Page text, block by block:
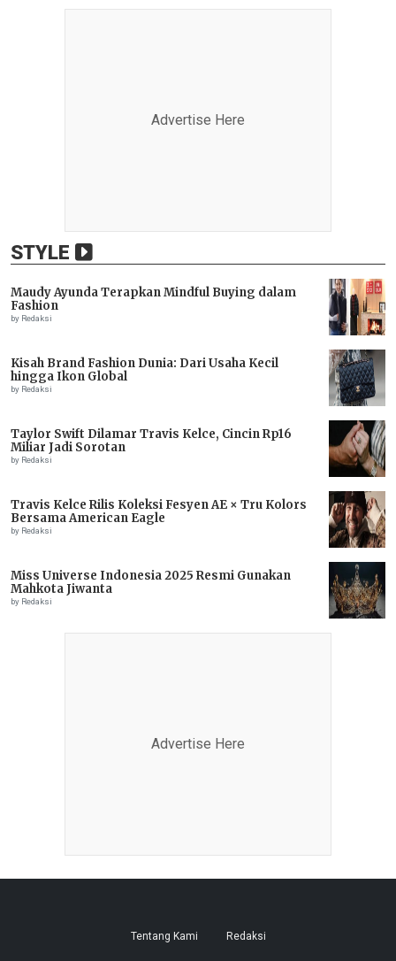
Advertise Here
STYLE
Maudy Ayunda Terapkan Mindful Buying dalam
Fashion
by Redaksi
Kisah Brand Fashion Dunia: Dari Usaha Kecil
hingga Ikon Global
by Redaksi
Taylor Swift Dilamar Travis Kelce, Cincin Rp16
Miliar Jadi Sorotan
by Redaksi
Travis Kelce Rilis Koleksi Fesyen AE × Tru Kolors
Bersama American Eagle
by Redaksi
Miss Universe Indonesia 2025 Resmi Gunakan
Mahkota Jiwanta
by Redaksi
Advertise Here
Tentang Kami Redaksi